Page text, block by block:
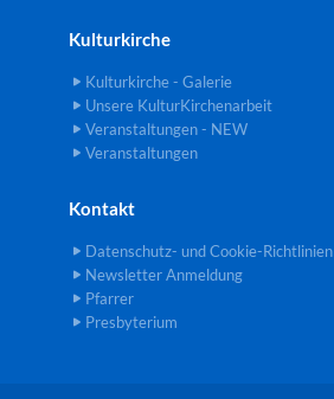
Kulturkirche
Kulturkirche - Galerie
Unsere KulturKirchenarbeit
Veranstaltungen - NEW
Veranstaltungen
Kontakt
Datenschutz- und Cookie-Richtlinien
Newsletter Anmeldung
Pfarrer
Presbyterium